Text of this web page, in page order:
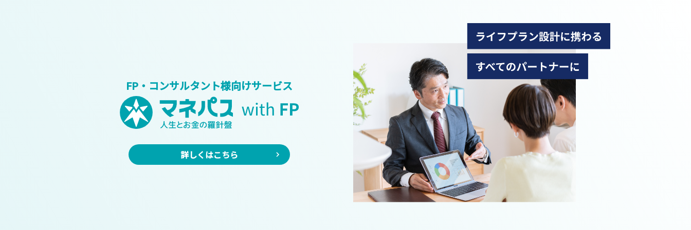
FP・コンサルタント様向けサービス
詳しくはこちら